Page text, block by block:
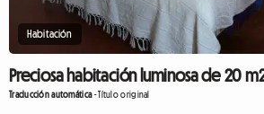
Habitación
Preciosa habitación luminosa de 20
Traducción automática-Título original